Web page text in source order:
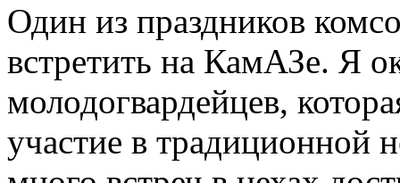
Один из праздников
встретить на КамАЗе. Я
молодогвардейцев,
участие в традиционной